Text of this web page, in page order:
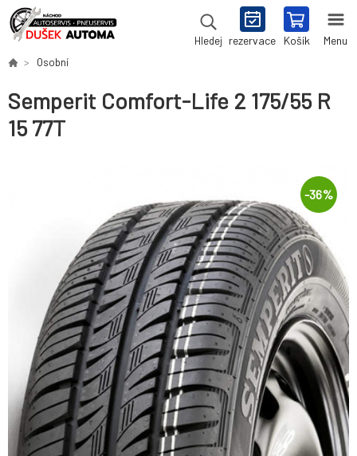
Hledej rezervace Košík Menu
Osobní
Semperit Comfort-Life 2 175/55 R
15 77T
-36%